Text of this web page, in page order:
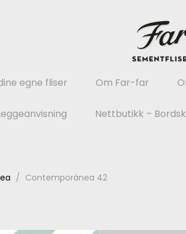
egne fliser Om Far-far
Nettbutikk –
Contemporánea 42